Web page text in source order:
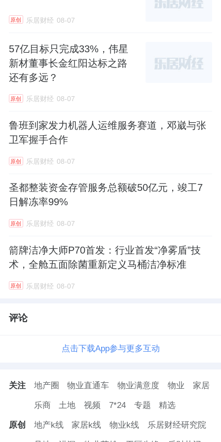
原创 乐居财经 08-07
57亿目标只完成33%，伟星
新材董事长金红阳达标之路
还有多远？
原创 乐居财经 08-07
鲁班到家发力机器人运维服务赛道，邓崴与张
卫军握手合作
原创 乐居财经 08-07
圣都整装资金存管服务总额破50亿元，竣工7
日解冻率99%
原创 乐居财经 08-07
箭牌洁净大师P70首发：行业首发“净雾盾”技
术，全舱五面除菌重新定义马桶洁净标准
原创 乐居财经 08-07
评论
点击下载App参与更多互动
关注 地产圈 物业直通车 物业满意度 物业 家居
乐商 土地 视频 7*24 专题 精选
原创 地产k线 家居k线 物业k线 乐居财经研究院